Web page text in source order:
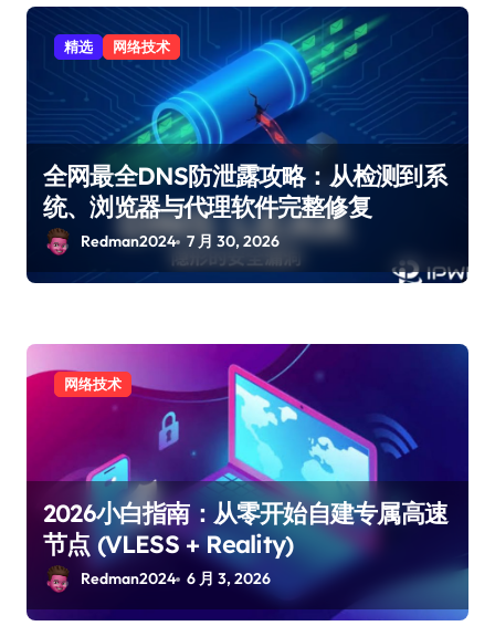
精选 网络技术
全网最全DNS防泄露攻略：从检测到系
统、浏览器与代理软件完整修复
Redman2024 7 月 30, 2026
网络技术
2026小白指南：从零开始自建专属高速
节点 (VLESS + Reality)
Redman2024 6 月 3, 2026